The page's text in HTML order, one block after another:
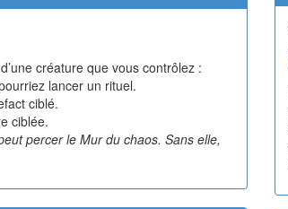
créature que vous contrôlez :
lancer un rituel.
ciblé.
ciblée.
percer le Mur du chaos. Sans elle,